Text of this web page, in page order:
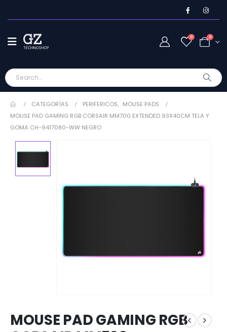
0 0
CATEGORÍAS PERIFERICOS, MOUSE PADS
MOUSE PAD GAMING RGB CORSAIR MM700 EXTENDED 93X40CM TELA Y
GOMA CH-9417080-WW NEGRO
MOUSE PAD GAMING RGB